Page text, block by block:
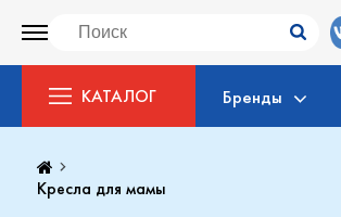
КАТАЛОГ Бренды
Кресла для мамы